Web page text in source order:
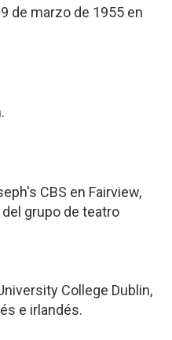
de marzo de 1955 en
CBS en Fairview,
grupo de teatro
College Dublin,
e irlandés.